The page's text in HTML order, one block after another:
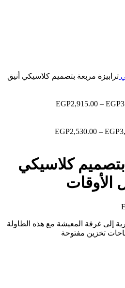
ترابيزة مربعة بتصميم كلاسيكي أنيق
EGP2,915.00 – EGP
نطاق
EGP2,530.00 – EGP
نطاق
خلال
بتصميم كلاسيكي
الأوقات
نطاق
منإلى غرفة المعيشة مع هذه الطاولة
تخزين مفتوحة